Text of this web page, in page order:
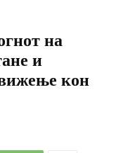
на
и
кон